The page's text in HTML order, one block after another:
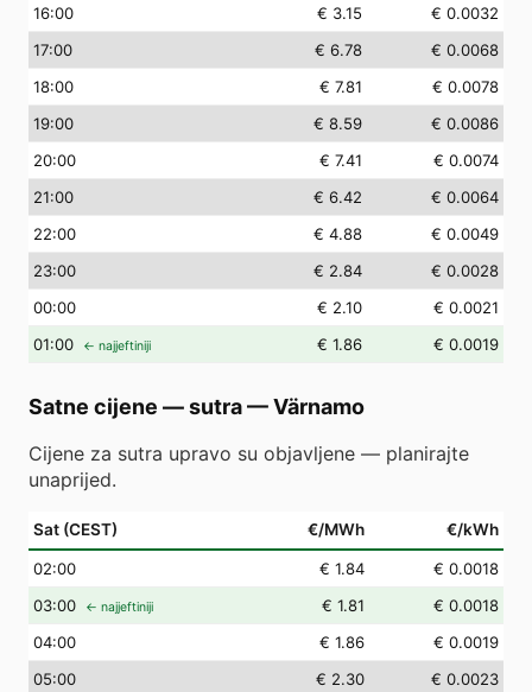
16:00 € 3.15
€ 0.0032
17:00 € 6.78
€ 0.0068
18:00 € 7.81
€ 0.0078
19:00 € 8.59
€ 0.0086
20:00 € 7.41
€ 0.0074
21:00 € 6.42
€ 0.0064
22:00 € 4.88
€ 0.0049
23:00 € 2.84
€ 0.0028
00:00 € 2.10
€ 0.0021
01:00 ← najjeftiniji € 1.86 € 0.0019
Satne cijene — sutra—Värnamo
Cijene za sutra upravo su objavljene — planirajte
unaprijed.
Sat (CEST) €/MWh €/kWh
02:00 € 1.84
€ 0.0018
03:00 ← najjeftiniji € 1.81
€ 0.0018
04:00 € 1.86
€ 0.0019
05:00 € 2.30
€ 0.0023